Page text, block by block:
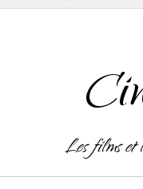
Les films et